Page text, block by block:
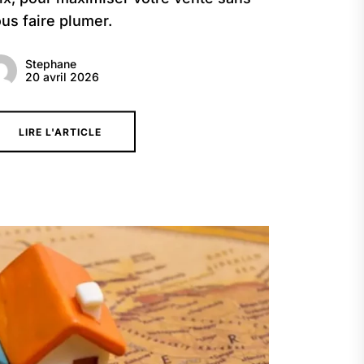
faire plumer.
Stephane
20 avril 2026
LIRE L'ARTICLE